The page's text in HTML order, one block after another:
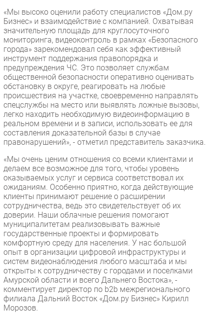
«Мы высоко оценили работу специалистов «Дом.ру
Бизнес» и взаимодействие с компанией. Охватывая
значительную площадь для круглосуточного
мониторинга, видеоконтроль в рамках «Безопасного
города» зарекомендовал себя как эффективный
инструмент поддержания правопорядка и
предупреждения ЧС. Это позволяет службам
общественной безопасности оперативно оценивать
обстановку в округе, реагировать на любые
происшествия на участке, своевременно направлять
спецслужбы на место или выявлять ложные вызовы,
легко находить необходимую видеоинформацию в
реальном времени и в записи, использовать ее для
составления доказательной базы в случае
правонарушений», - отметил представитель заказчика.
«Мы очень ценим отношения со всеми клиентами и
делаем все возможное для того, чтобы уровень
оказываемых услуг и сервиса соответствовал их
ожиданиям. Особенно приятно, когда действующие
клиенты принимают решение о расширении
сотрудничества, ведь это свидетельствует об их
доверии. Наши облачные решения помогают
муниципалитетам реализовывать важные
государственные проекты и формировать
комфортную среду для населения. У нас большой
опыт в организации цифровой инфраструктуры и
систем видеонаблюдения любого масштаба и мы
открыты к сотрудничеству с городами и поселками
Амурской области и всего Дальнего Востока», -
комментирует директор по b2b межрегионального
филиала Дальний Восток «Дом.ру Бизнес» Кирилл
Морозов.